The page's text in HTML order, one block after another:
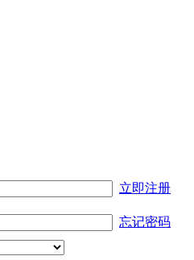
立即注册
忘记密码